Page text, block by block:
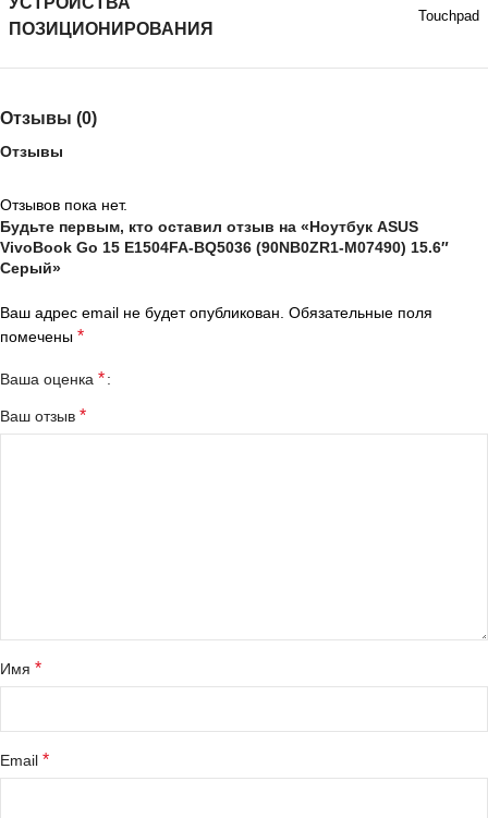
ПОЗИЦИОНИРОВАНИЯ
Touchpad
Отзывы (0)
Отзывы
Отзывов пока нет.
Будьте первым, кто оставил отзыв на «Ноутбук ASUS
VivoBook Go 15 E1504FA-BQ5036 (90NB0ZR1-M07490) 15.6″
Серый»
Ваш адрес email не будет опубликован. Обязательные поля
помечены *
Ваша оценка *
Ваш отзыв *
Имя *
Email *